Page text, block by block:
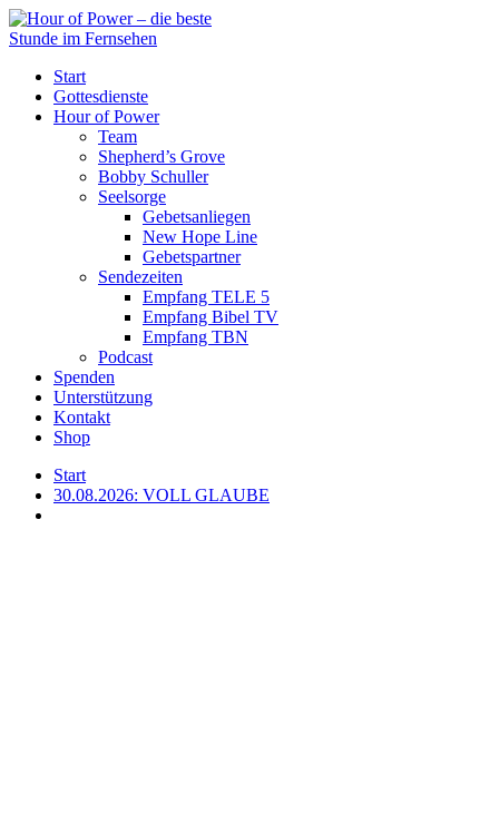
Start
Gottesdienste
Hour of Power
Team
Shepherd’s Grove
Bobby Schuller
Seelsorge
Gebetsanliegen
New Hope Line
Gebetspartner
Sendezeiten
Empfang TELE 5
Empfang Bibel TV
Empfang TBN
Podcast
Spenden
Unterstützung
Kontakt
Shop
Start
30.08.2026: VOLL GLAUBE